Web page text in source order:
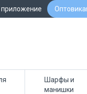
Шарфы и
манишки